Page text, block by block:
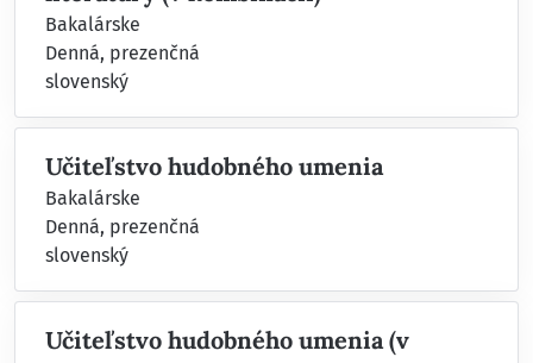
Bakalárske
Denná, prezenčná
slovenský
Učiteľstvo hudobného umenia
Bakalárske
Denná, prezenčná
slovenský
Učiteľstvo hudobného umenia (v